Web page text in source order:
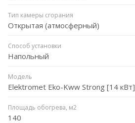
Тип камеры сгорания
Открытая (атмосферный)
Способ установки
Напольный
Модель
Elektromet Eko-Kww Strong [14 кВт]
Площадь обогрева, м2
140